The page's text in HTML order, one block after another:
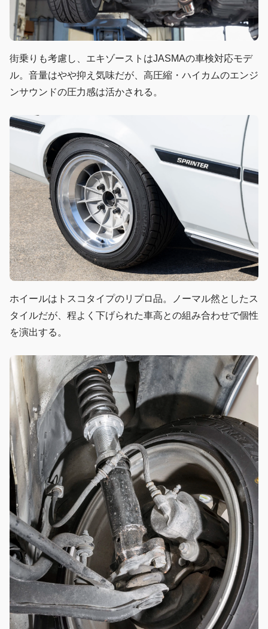
街乗りも考慮し、エキゾーストはJASMAの車検対応モデ
ル。音量はやや抑え気味だが、高圧縮・ハイカムのエンジ
ンサウンドの圧力感は活かされる。
ホイールはトスコタイプのリプロ品。ノーマル然としたス
タイルだが、程よく下げられた車高との組み合わせで個性
を演出する。